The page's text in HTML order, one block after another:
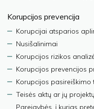
Korupcijos prevencija
Korupcijai atsparios
Nusišalinimai
Korupcijos rizikos
Korupcijos prevencijos
Korupcijos pasireiškimo
Teisės aktų ar jų
Pareigybės, į kurias